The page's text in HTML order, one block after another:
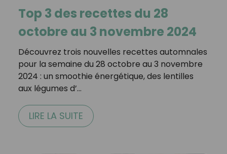
Top 3 des recettes du 28
octobre au 3 novembre 2024
Découvrez trois nouvelles recettes automnales
pour la semaine du 28 octobre au 3 novembre
2024 : un smoothie énergétique, des lentilles
aux légumes d’…
LIRE LA SUITE